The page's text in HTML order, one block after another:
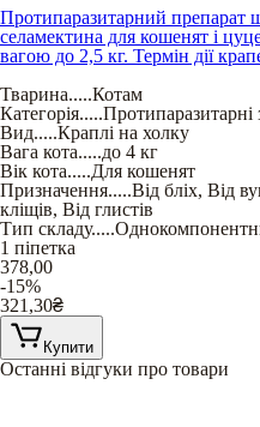
Протипаразитарний препарат
селамектина для кошенят і
вагою до 2,5 кг. Термін дії
Тварина.....Котам
Категорія.....Протипаразитарні
Вид.....Краплі на холку
Вага кота.....до 4 кг
Вік кота.....Для кошенят
Призначення.....Від бліх, Від
кліщів, Від глистів
Тип складу.....
1 піпетка
378,00
-15%
321,30₴
Купити
Останні відгуки про товари